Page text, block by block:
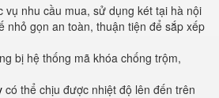
vụ nhu cầu mua, sử dụng két tại hà nội
nhỏ gọn an toàn, thuận tiện để sắp xếp
bị hệ thống mã khóa chống trộm,
có thể chịu được nhiệt độ lên đến trên